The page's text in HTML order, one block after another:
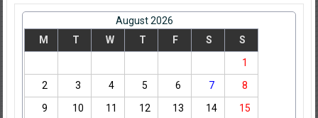
August 2026
M
T W T F S S
1
2
3 4 5 6 7
8
9
10 11 12 13 14
15